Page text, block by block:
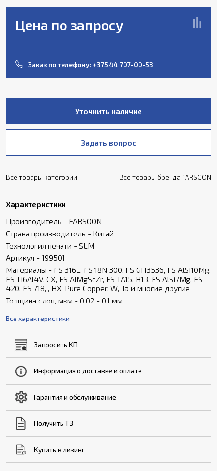
Цена по запросу
Заказ по телефону: +375 44 707-00-53
Уточнить наличие
Задать вопрос
Все товары категории Все товары бренда FARSOON
Характеристики
Производитель - FARSOON
Страна производитель - Китай
Технология печати - SLM
Артикул - 199501
Материалы - FS 316L, FS 18Ni300, FS GH3536, FS AlSi10Mg,
FS Ti6Al4V, CX, FS AlMgScZr, FS TA15, H13, FS AlSi7Mg, FS
420, FS 718, , HX, Pure Copper, W, Ta и многие другие
Толщина слоя, мкм - 0.02 - 0.1 мм
Все характеристики
Запросить КП
Информация о доставке и оплате
Гарантия и обслуживание
Получить ТЗ
Купить в лизинг